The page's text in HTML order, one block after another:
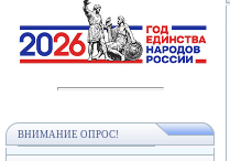
ВНИМАНИЕ ОПРОС!